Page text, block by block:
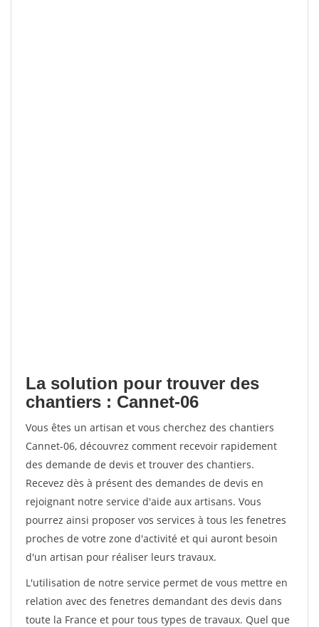
La solution pour trouver des
chantiers : Cannet-06
Vous êtes un artisan et vous cherchez des chantiers
Cannet-06, découvrez comment recevoir rapidement
des demande de devis et trouver des chantiers.
Recevez dès à présent des demandes de devis en
rejoignant notre service d'aide aux artisans. Vous
pourrez ainsi proposer vos services à tous les fenetres
proches de votre zone d'activité et qui auront besoin
d'un artisan pour réaliser leurs travaux.
L'utilisation de notre service permet de vous mettre en
relation avec des fenetres demandant des devis dans
toute la France et pour tous types de travaux. Quel que